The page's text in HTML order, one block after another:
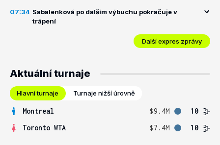
07:34 Sabalenková po dalším výbuchu pokračuje v
trápení
Další expres zprávy
Aktuální turnaje
Hlavní turnaje Turnaje nižší úrovně
Montreal $9.4M
10
Toronto WTA
$7.4M 10